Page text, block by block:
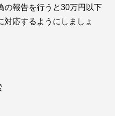
の報告を行うと30万円以下
対応するようにしましょ